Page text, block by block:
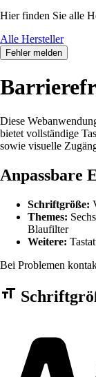
Hier finden Sie alle
Alle Hersteller
Fehler melden
Diese
bietet vollständige
sowie visuelle
Anpassbare
Schriftgröße:
Themes:
Blaufilter
Weitere:
Bei Problemen